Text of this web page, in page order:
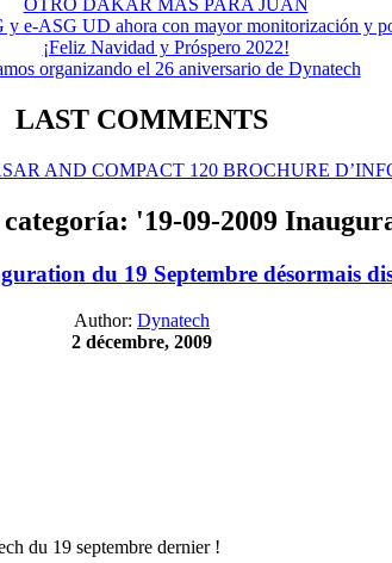
OTRO DAKAR MÁS PARA JUAN
y e-ASG UD ahora con mayor monitorización y
¡Feliz Navidad y Próspero 2022!
organizando el 26 aniversario de Dynatech
LAST COMMENTS
AND COMPACT 120 BROCHURE
'19-09-2009
du 19 Septembre désormais
Author: Dynatech
2 décembre, 2009
du 19 septembre dernier !